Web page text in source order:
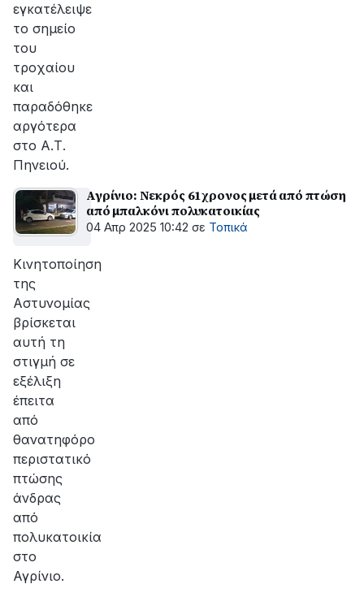
εγκατέλειψε
το σημείο
του
τροχαίου
και
παραδόθηκε
αργότερα
στο Α.Τ.
Πηνειού.
Αγρίνιο: Νεκρός 61χρονος μετά από πτώση
από μπαλκόνι πολυκατοικίας
04 Απρ 2025 10:42 σε Τοπικά
Κινητοποίηση
της
Αστυνομίας
βρίσκεται
αυτή τη
στιγμή σε
εξέλιξη
έπειτα
από
θανατηφόρο
περιστατικό
πτώσης
άνδρας
από
πολυκατοικία
στο
Αγρίνιο.